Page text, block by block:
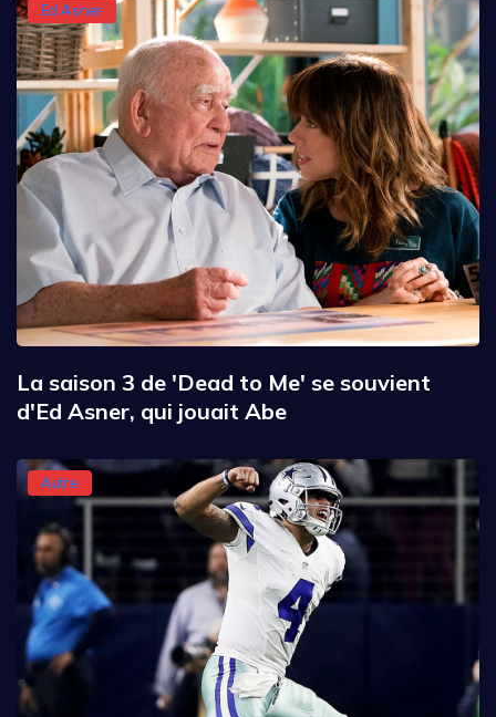
Ed Asner
La saison 3 de 'Dead to Me' se souvient
d'Ed Asner, qui jouait Abe
Autre